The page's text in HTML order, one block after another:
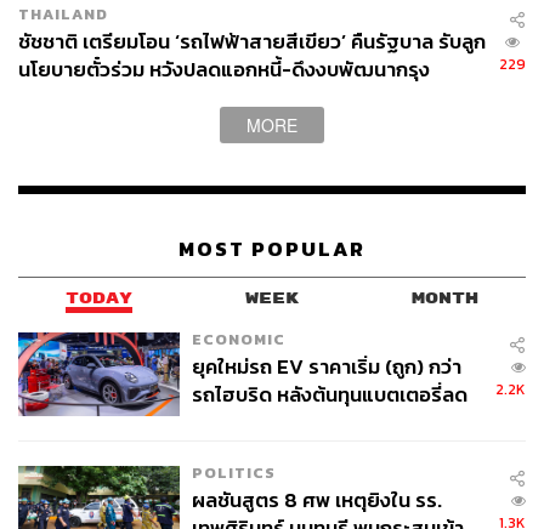
ชัชชาติ สิทธิพันธุ์
คำขวัญวันเด็ก
ชวน หลีกภัย
วันมูหะมัดนอร์ มะทา
มายด์-ภัสราวลี ธนกิจวิบูลย์ผล
THAILAND
ชัชชาติ เตรียมโอน ‘รถไฟฟ้าสายสีเขียว’ คืนรัฐบาล รับลูก
นโยบายตั๋วร่วม หวังปลดแอกหนี้-ดึงงบพัฒนากรุง
229
MORE
MOST POPULAR
TODAY WEEK MONTH
ECONOMIC
ยุคใหม่รถ EV ราคาเริ่ม (ถูก) กว่า
รถไฮบริด หลังต้นทุนแบตเตอรี่ลด
2.2K
POLITICS
ผลชันสูตร 8 ศพ เหตุยิงใน รร.
1.3K